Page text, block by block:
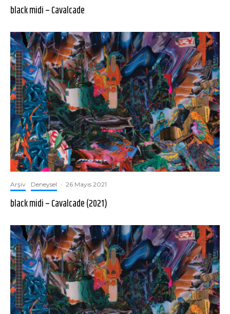
black midi – Cavalcade
Arşiv Deneysel · 26 Mayıs 2021
black midi – Cavalcade (2021)